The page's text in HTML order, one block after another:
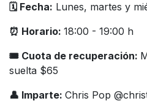
🗓️ Fecha: Lunes, martes y
⏰ Horario: 18:00 - 19:00 h
🎟 Cuota de recuperación:
suelta $65
👤 Imparte: Chris Pop